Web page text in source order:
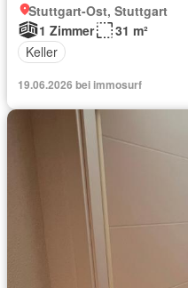
Stuttgart-Ost, Stuttgart
1 Zimmer
31 m²
Keller
19.06.2026 bei immosurf